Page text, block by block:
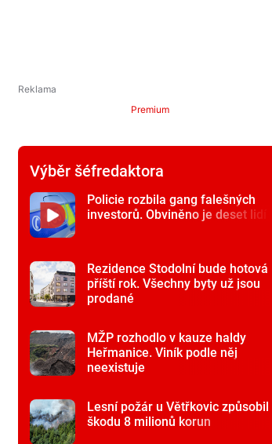
Premium
Výběr šéfredaktora
Policie rozbila gang falešných
investorů. Obviněno je deset lidí
Rezidence Stodolní bude hotová
příští rok. Všechny byty už jsou
prodané
MŽP rozhodlo v kauze haldy
Heřmanice. Viník podle něj
neexistuje
Lesní požár u Větřkovic způsobil
škodu 8 milionů korun